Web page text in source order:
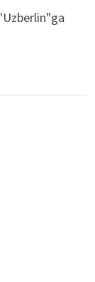
Uzberlin"ga